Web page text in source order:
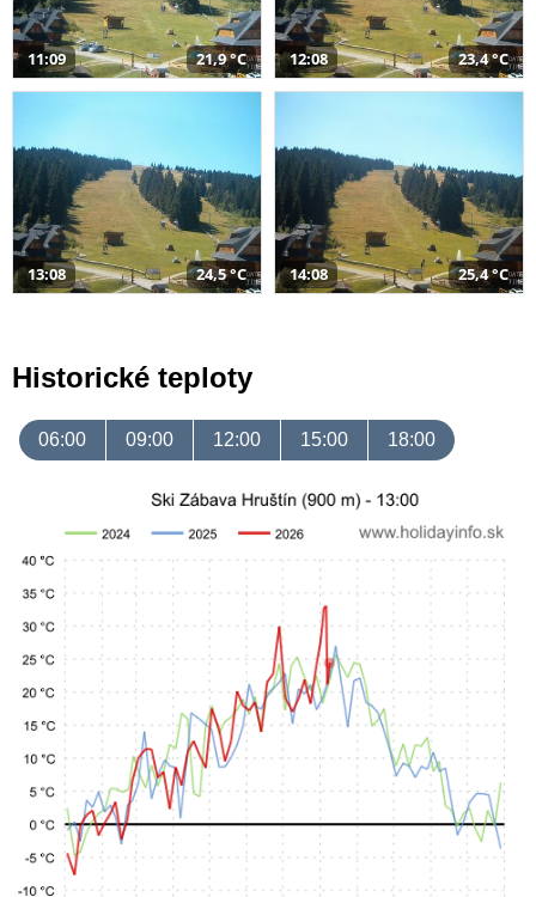
11:09 21,9 °C 12:08 23,4 °C
13:08 24,5 °C 14:08 25,4 °C
Historické teploty
06:00 09:00 12:00 15:00 18:00